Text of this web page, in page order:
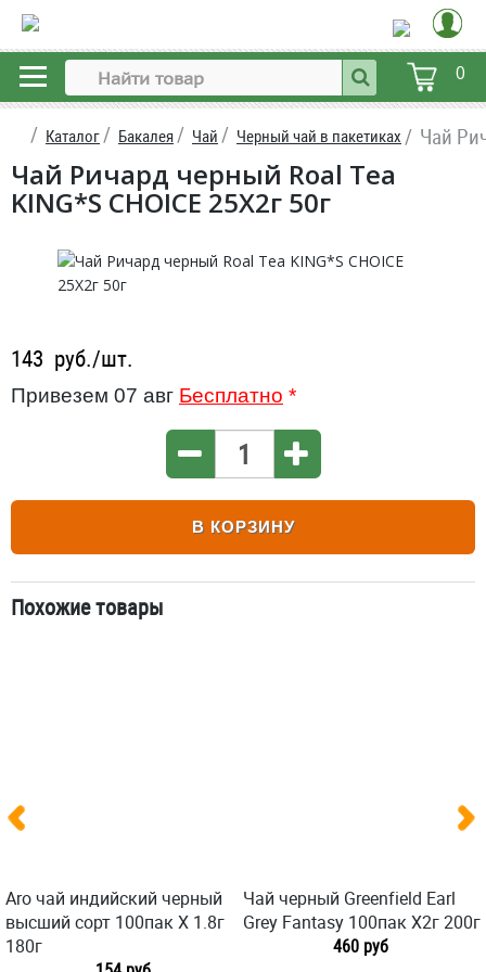
0
Каталог Бакалея Чай Черный чай в пакетиках Чай
Чай Ричард черный Roal Tea
KING*S CHOICE 25X2г 50г
143 руб./шт.
Привезем 07 авг Бесплатно *
В КОРЗИНУ
Похожие товары
Aro чай индийский черный
высший сорт 100пак X 1.8г
180г
Чай черный Greenfield Earl
Grey Fantasy 100пак X2г 200г
460 руб